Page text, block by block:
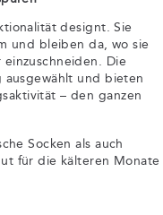
designt. Sie
und bleiben da, wo sie
Die
und bieten
– den ganzen
Socken als auch
für die kälteren Monate